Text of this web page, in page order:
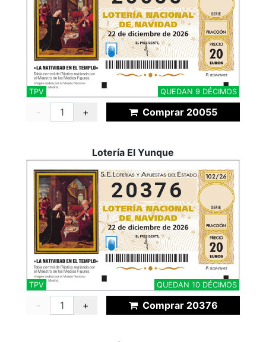
QUEDAN 9 DÉCIMOS
TPV
- + Comprar 20055
Lotería El Yunque
20376
QUEDAN 10 DÉCIMOS
TPV
- + Comprar 20376